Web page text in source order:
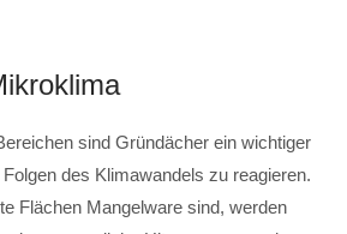
sind Gründächer ein wichtiger
des Klimawandels zu reagieren.
Flächen Mangelware sind, werden